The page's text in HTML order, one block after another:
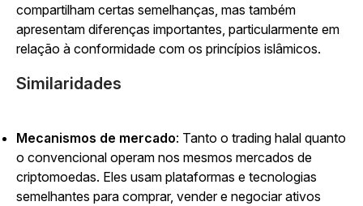
compartilham certas semelhanças, mas também
apresentam diferenças importantes, particularmente em
relação à conformidade com os princípios islâmicos.
Similaridades
Mecanismos de mercado: Tanto o trading halal quanto
o convencional operam nos mesmos mercados de
criptomoedas. Eles usam plataformas e tecnologias
semelhantes para comprar, vender e negociar ativos